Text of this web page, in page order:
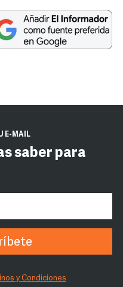
E-MAIL
saber para
y Condiciones